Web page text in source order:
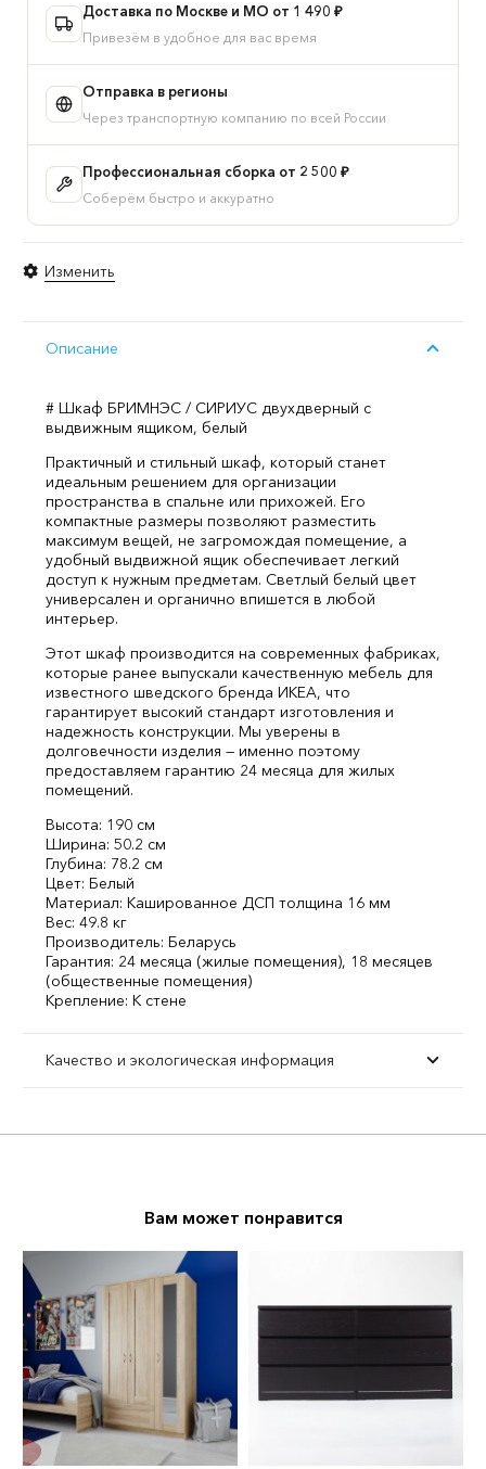
выдвижным
белый
Доставка по Москве и МО от 1 490 ₽
Привезём в удобное для вас время
Отправка в регионы
Через транспортную компанию по всей России
Профессиональная сборка от 2 500 ₽
Соберём быстро и аккуратно
Изменить
Описание
# Шкаф БРИМНЭС / СИРИУС двухдверный с
выдвижным ящиком, белый
Практичный и стильный шкаф, который станет
идеальным решением для организации
пространства в спальне или прихожей. Его
компактные размеры позволяют разместить
максимум вещей, не загромождая помещение, а
удобный выдвижной ящик обеспечивает легкий
доступ к нужным предметам. Светлый белый цвет
универсален и органично впишется в любой
интерьер.
Этот шкаф производится на современных фабриках,
которые ранее выпускали качественную мебель для
известного шведского бренда ИКЕА, что
гарантирует высокий стандарт изготовления и
надежность конструкции. Мы уверены в
долговечности изделия — именно поэтому
предоставляем гарантию 24 месяца для жилых
помещений.
Высота: 190 см
Ширина: 50.2 см
Глубина: 78.2 см
Цвет: Белый
Материал: Кашированное ДСП толщина 16 мм
Вес: 49.8 кг
Производитель: Беларусь
Гарантия: 24 месяца (жилые помещения), 18 месяцев
(общественные помещения)
Крепление: К стене
Качество и экологическая информация
Вам может понравится